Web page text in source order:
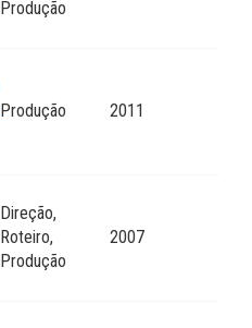
Produção
Produção 2011
Direção,
Roteiro,
Produção
2007